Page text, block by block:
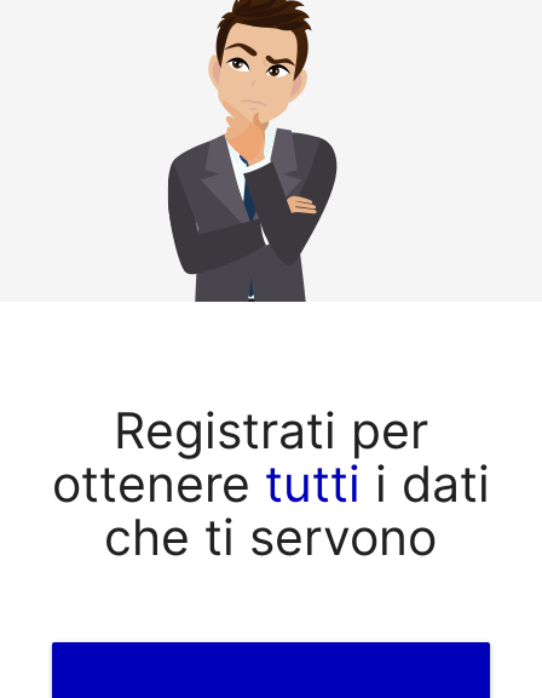
Registrati per
ottenere tutti i dati
che ti servono